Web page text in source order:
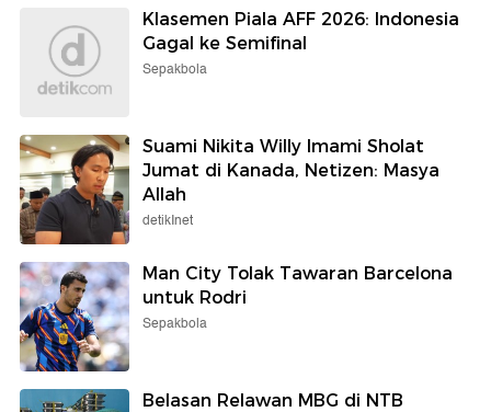
Klasemen Piala AFF 2026: Indonesia
Gagal ke Semifinal
Sepakbola
Suami Nikita Willy Imami Sholat
Jumat di Kanada, Netizen: Masya
Allah
detikInet
Man City Tolak Tawaran Barcelona
untuk Rodri
Sepakbola
Belasan Relawan MBG di NTB